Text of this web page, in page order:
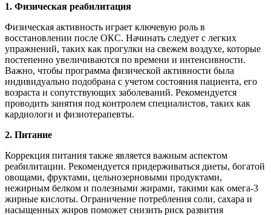
1. Физическая реабилитация
Физическая активность играет ключевую роль в
восстановлении после ОКС. Начинать следует с легких
упражнений, таких как прогулки на свежем воздухе, которые
постепенно увеличиваются по времени и интенсивности.
Важно, чтобы программа физической активности была
индивидуально подобрана с учетом состояния пациента, его
возраста и сопутствующих заболеваний. Рекомендуется
проводить занятия под контролем специалистов, таких как
кардиологи и физиотерапевты.
2. Питание
Коррекция питания также является важным аспектом
реабилитации. Рекомендуется придерживаться диеты, богатой
овощами, фруктами, цельнозерновыми продуктами,
нежирным белком и полезными жирами, такими как омега-3
жирные кислоты. Ограничение потребления соли, сахара и
насыщенных жиров поможет снизить риск развития